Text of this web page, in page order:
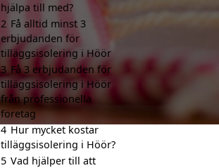
hjälpa till med?
2 Få alltid minst 3
erbjudanden för
tilläggsisolering i Höör
3 Få 3 erbjudanden för
tilläggsisolering i Höör
från professionella
företag
4 Hur mycket kostar
tilläggsisolering i Höör?
5 Vad hjälper till att